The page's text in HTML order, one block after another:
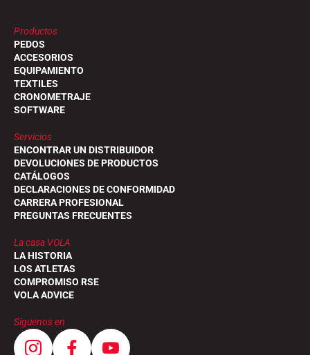
Productos
PEDOS
ACCESORIOS
EQUIPAMIENTO
TEXTILES
CRONOMETRAJE
SOFTWARE
Servicios
ENCONTRAR UN DISTRIBUIDOR
DEVOLUCIONES DE PRODUCTOS
CATÁLOGOS
DECLARACIONES DE CONFORMIDAD
CARRERA PROFESIONAL
PREGUNTAS FRECUENTES
La casa VOLA
LA HISTORIA
LOS ATLETAS
COMPROMISO RSE
VOLA ADVICE
Síguenos en